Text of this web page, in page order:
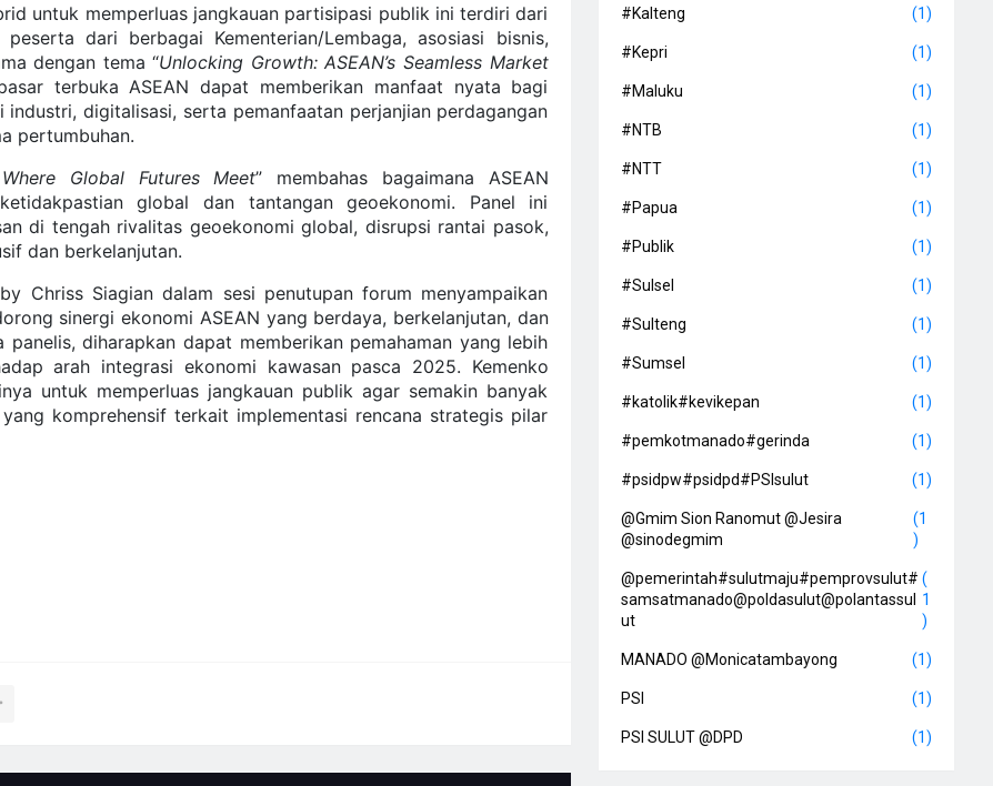
untuk memperluas jangkauan partisipasi publik ini terdiri dari
dari berbagai Kementerian/Lembaga, asosiasi bisnis,
dengan tema “Unlocking Growth: ASEAN’s Seamless Market
terbuka ASEAN dapat memberikan manfaat nyata bagi
digitalisasi, serta pemanfaatan perjanjian perdagangan
pertumbuhan.
Where Global Futures Meet” membahas bagaimana ASEAN
global dan tantangan geoekonomi. Panel ini
di tengah rivalitas geoekonomi global, disrupsi rantai pasok,
dan berkelanjutan.
Chriss Siagian dalam sesi penutupan forum menyampaikan
sinergi ekonomi ASEAN yang berdaya, berkelanjutan, dan
diharapkan dapat memberikan pemahaman yang lebih
arah integrasi ekonomi kawasan pasca 2025. Kemenko
untuk memperluas jangkauan publik agar semakin banyak
komprehensif terkait implementasi rencana strategis pilar
#Kalteng (1)
#Kepri (1)
#Maluku (1)
#NTB (1)
#NTT (1)
#Papua (1)
#Publik (1)
#Sulsel (1)
#Sulteng (1)
#Sumsel (1)
#katolik#kevikepan (1)
#pemkotmanado#gerinda (1)
#psidpw#psidpd#PSIsulut (1)
@Gmim Sion Ranomut @Jesira
@sinodegmim
(1
)
@pemerintah#sulutmaju#pemprovsulut#
samsatmanado@poldasulut@polantassul
ut
(
1
)
MANADO @Monicatambayong (1)
PSI (1)
PSI SULUT @DPD (1)